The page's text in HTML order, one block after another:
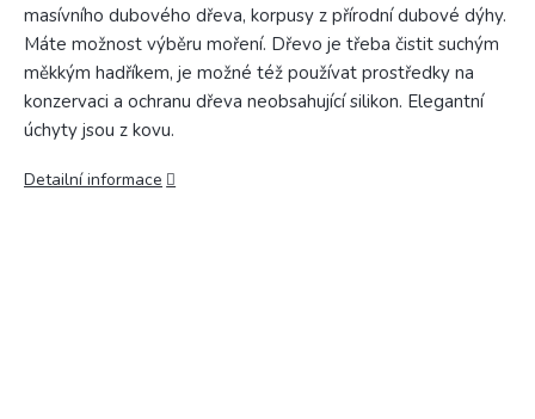
masívního dubového dřeva, korpusy z přírodní dubové dýhy.
Máte možnost výběru moření. Dřevo je třeba čistit suchým
měkkým hadříkem, je možné též používat prostředky na
konzervaci a ochranu dřeva neobsahující silikon. Elegantní
úchyty jsou z kovu.
Detailní informace